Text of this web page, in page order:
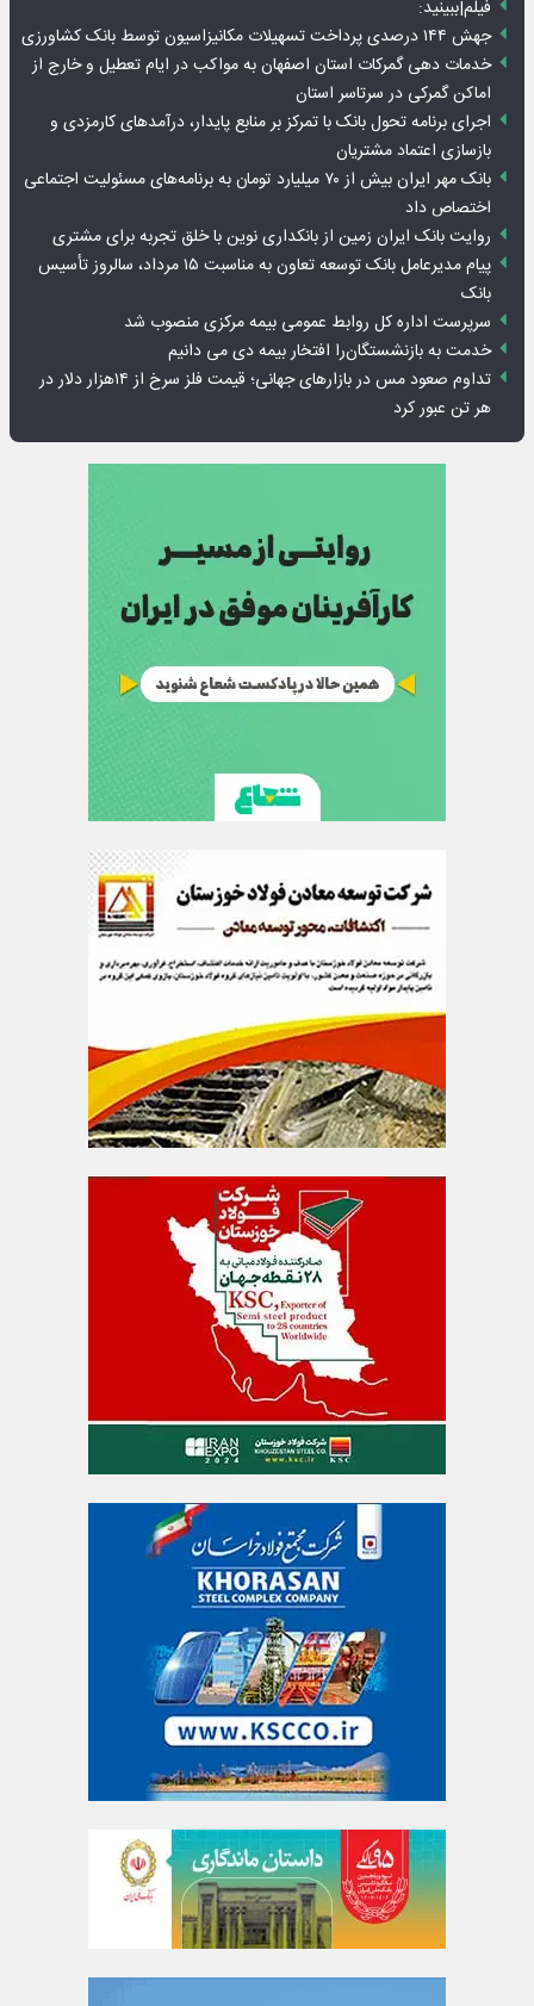
فیلم|ببینید:
جهش ۱۴۴ درصدی پرداخت تسهیلات مکانیزاسیون توسط بانک کشاورزی
خدمات دهی گمرکات استان اصفهان به مواکب در ایام تعطیل و خارج از
اماکن گمرکی در سرتاسر استان
اجرای برنامه تحول بانک با تمرکز بر منابع پایدار، درآمدهای کارمزدی و
بازسازی اعتماد مشتریان
بانک مهر ایران بیش از ۷۰ میلیارد تومان به برنامه‌های مسئولیت اجتماعی
اختصاص داد
روایت بانک ایران زمین از بانکداری نوین با خلق تجربه برای مشتری
پیام مدیرعامل بانک توسعه تعاون به مناسبت ۱۵ مرداد، سالروز تأسیس
بانک
سرپرست اداره کل روابط عمومی بیمه مرکزی منصوب شد
خدمت به بازنشستگان‌را افتخار بیمه دی می دانیم
تداوم صعود مس در بازارهای جهانی؛ قیمت فلز سرخ از ۱۴هزار دلار در
هر تن عبور کرد